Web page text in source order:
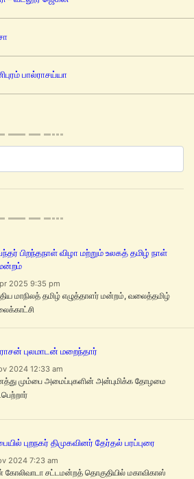
பால்ராசய்யா
பிறந்தநாள் விழா மற்றும் உலகத் தமிழ் நாள்
2025 9:35 pm
மாநிலத் தமிழ் எழுத்தாளர் மன்றம், வலைத்தமிழ்
புலமாடன் மறைந்தார்
2024 12:33 am
மும்பை அமைப்புகளின் அன்புமிக்க தோழமை
புறநகர் திமுகவினர் தேர்தல் பரப்புரை
2024 7:23 am
கோலிவாடா சட்டமன்றத் தொகுதியில் மகாவிகாஸ்